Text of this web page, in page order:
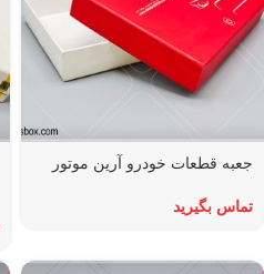
جعبه قطعات خودرو آرین موتور
تماس بگیرید